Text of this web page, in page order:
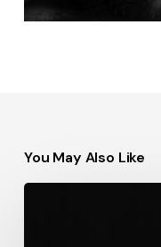
You May Also Like